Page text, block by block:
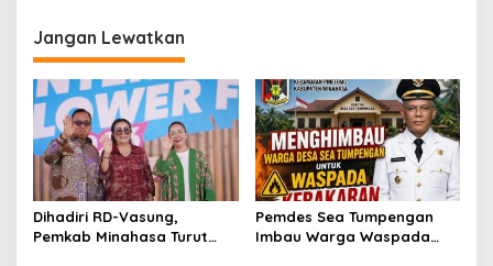
Jangan Lewatkan
Dihadiri RD-Vasung,
Pemkab Minahasa Turut
Pemdes Sea Tumpengan
Imbau Warga Waspada